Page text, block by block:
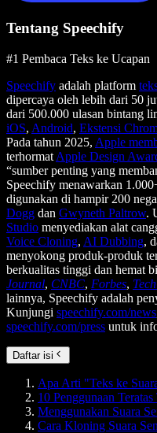
Tentang Speechify
#1 Pembaca Teks ke Ucapan
Speechify adalah platform
dipercaya oleh lebih dari 50
dari 500.000 ulasan bintang
iOS, Android, Ekstensi
Pada tahun 2025, Apple
terhormat Apple Design
“sumber penting yang
Speechify menawarkan
digunakan di hampir 200
Dogg dan Gwyneth Paltrow.
Studio menyediakan alat
Voice Cloning, AI Dubbing,
menyokong produk-produk
berkualitas tinggi dan hemat
Journal, CNBC, Forbes,
lainnya, Speechify adalah
Kunjungi speechify.com/news
speechify.com/press untuk
Daftar isi
Apa Arti "Teks ke
10 Penggunaan
Menggunakan Suara
Cara Kloning Suara